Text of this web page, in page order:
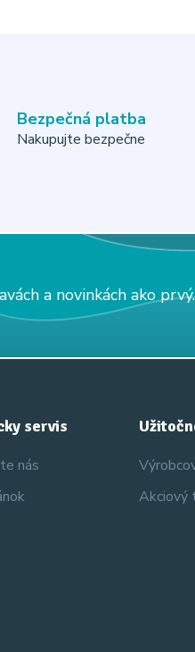
Bezpečná platba
Nakupujte bezpečne
a novinkách ako prvý.
servis
nás
Akciový